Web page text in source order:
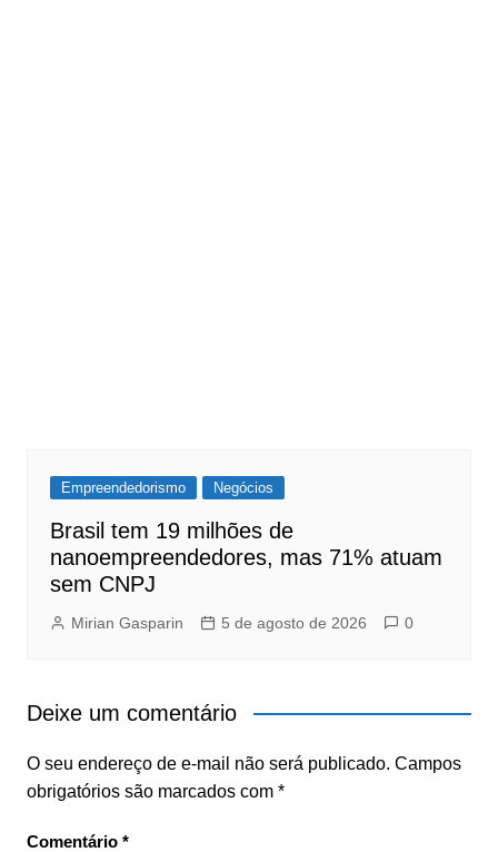
Empreendedorismo Negócios
Brasil tem 19 milhões de
nanoempreendedores, mas 71% atuam
sem CNPJ
Mirian Gasparin 5 de agosto de 2026 0
Deixe um comentário
O seu endereço de e-mail não será publicado. Campos
obrigatórios são marcados com *
Comentário *